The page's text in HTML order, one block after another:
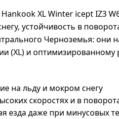
XL Winter icept IZ3
устойчивость в
Черноземья: они
(XL) и
на льду и мокром снегу
скоростях и в
езда даже при минусовых